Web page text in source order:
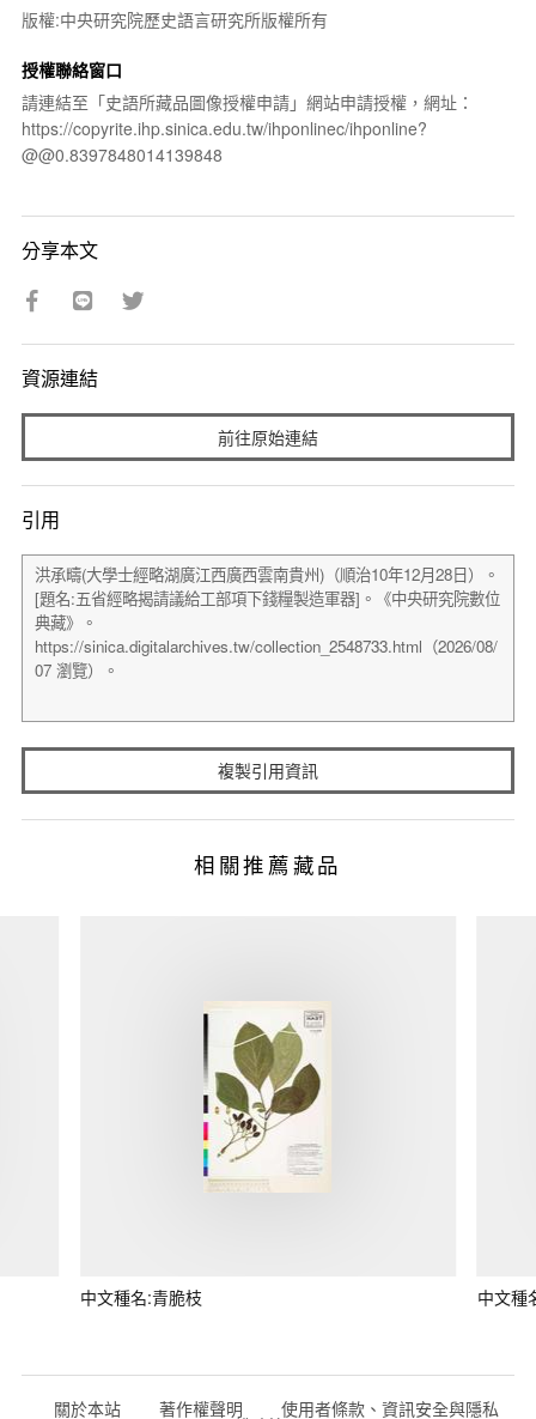
版權:中央研究院歷史語言研究所版權所有
授權聯絡窗口
請連結至「史語所藏品圖像授權申請」網站申請授權，網址：
https://copyrite.ihp.sinica.edu.tw/ihponlinec/ihponline?
@@0.8397848014139848
分享本文
資源連結
前往原始連結
引用
複製引用資訊
相關推薦藏品
中文種名:青脆枝 中文種
關於本站 著作權聲明 使用者條款、資訊安全與隱私